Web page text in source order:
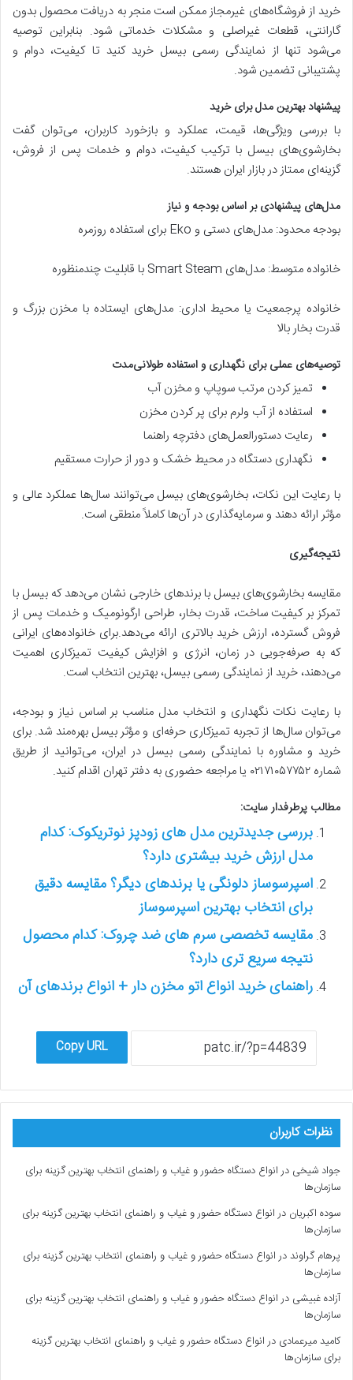
خرید از فروشگاه‌های غیرمجاز ممکن است منجر به دریافت محصول بدون
گارانتی، قطعات غیراصلی و مشکلات خدماتی شود. بنابراین توصیه
می‌شود تنها از نمایندگی رسمی بیسل خرید کنید تا کیفیت، دوام و
پشتیبانی تضمین شود.
پیشنهاد بهترین مدل برای خرید
با بررسی ویژگی‌ها، قیمت، عملکرد و بازخورد کاربران، می‌توان گفت
بخارشوی‌های بیسل با ترکیب کیفیت، دوام و خدمات پس از فروش،
گزینه‌ای ممتاز در بازار ایران هستند.
مدل‌های پیشنهادی بر اساس بودجه و نیاز
بودجه محدود: مدل‌های دستی و Eko برای استفاده روزمره
خانواده متوسط: مدل‌های Smart Steam با قابلیت چندمنظوره
خانواده پرجمعیت یا محیط اداری: مدل‌های ایستاده با مخزن بزرگ و
قدرت بخار بالا
توصیه‌های عملی برای نگهداری و استفاده طولانی‌مدت
تمیز کردن مرتب سوپاپ و مخزن آب
استفاده از آب ولرم برای پر کردن مخزن
رعایت دستورالعمل‌های دفترچه راهنما
نگهداری دستگاه در محیط خشک و دور از حرارت مستقیم
با رعایت این نکات، بخارشوی‌های بیسل می‌توانند سال‌ها عملکرد عالی و
مؤثر ارائه دهند و سرمایه‌گذاری در آن‌ها کاملاً منطقی است.
نتیجه‌گیری
مقایسه بخارشوی‌های بیسل با برندهای خارجی نشان می‌دهد که بیسل با
تمرکز بر کیفیت ساخت، قدرت بخار، طراحی ارگونومیک و خدمات پس از
فروش گسترده، ارزش خرید بالاتری ارائه می‌دهد.برای خانواده‌های ایرانی
که به صرفه‌جویی در زمان، انرژی و افزایش کیفیت تمیزکاری اهمیت
می‌دهند، خرید از نمایندگی رسمی بیسل، بهترین انتخاب است.
با رعایت نکات نگهداری و انتخاب مدل مناسب بر اساس نیاز و بودجه،
می‌توان سال‌ها از تجربه تمیزکاری حرفه‌ای و مؤثر بیسل بهره‌مند شد. برای
خرید و مشاوره با نمایندگی رسمی بیسل در ایران، می‌توانید از طریق
شماره ۰۲۱۷۱۰۵۷۷۵۲ یا مراجعه حضوری به دفتر تهران اقدام کنید.
مطالب پرطرفدار سایت:
بررسی جدیدترین مدل های زودپز نوتریکوک: کدام
مدل ارزش خرید بیشتری دارد؟
اسپرسوساز دلونگی یا برندهای دیگر؟ مقایسه دقیق
برای انتخاب بهترین اسپرسوساز
مقایسه تخصصی سرم های ضد چروک: کدام محصول
نتیجه سریع تری دارد؟
راهنمای خرید انواع اتو مخزن دار + انواع برندهای آن
Copy URL
نظرات کاربران
جواد شیخی درانواع دستگاه حضور و غیاب و راهنمای انتخاب بهترین گزینه برای
سازمان‌ها
سوده اکبریان درانواع دستگاه حضور و غیاب و راهنمای انتخاب بهترین گزینه برای
سازمان‌ها
پرهام گراونددرانواع دستگاه حضور و غیاب و راهنمای انتخاب بهترین گزینه برای
سازمان‌ها
آزاده غبیشی درانواع دستگاه حضور و غیاب و راهنمای انتخاب بهترین گزینه برای
سازمان‌ها
کامید میرعمادی درانواع دستگاه حضور و غیاب و راهنمای انتخاب بهترین گزینه
برای سازمان‌ها